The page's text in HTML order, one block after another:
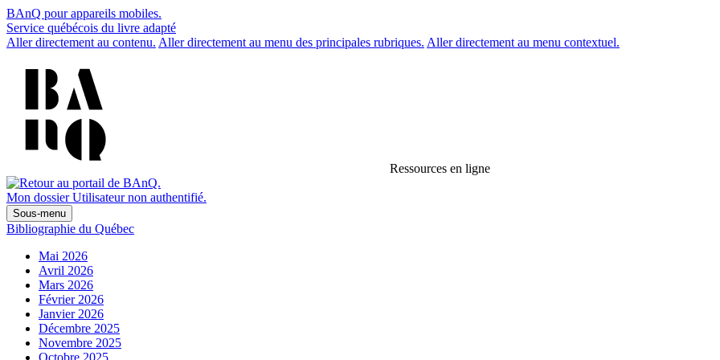
BAnQ pour appareils mobiles.
Service québécois du livre adapté
Aller directement au contenu. Aller directement au menu des principales rubriques. Aller directement au menu contextuel.
Ressources en ligne
Mon dossier Utilisateur non authentifié.
Sous-menu
Bibliographie du Québec
Mai 2026
Avril 2026
Mars 2026
Février 2026
Janvier 2026
Décembre 2025
Novembre 2025
Octobre 2025